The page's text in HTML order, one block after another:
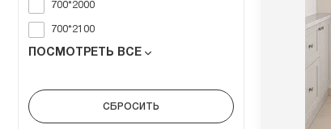
700*2000
700*2100
ПОСМОТРЕТЬ ВСЕ